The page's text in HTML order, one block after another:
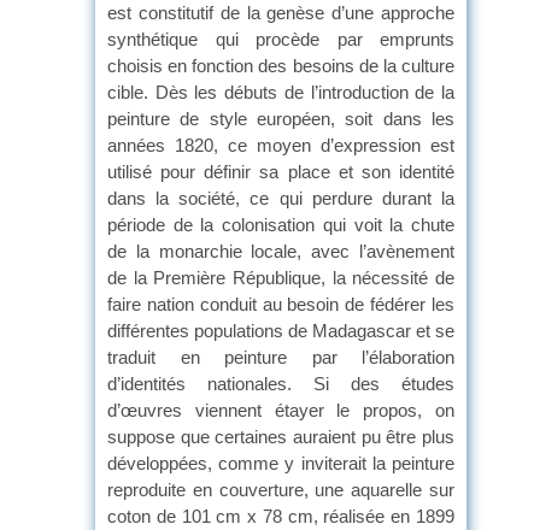
est constitutif de la genèse d’une approche
synthétique qui procède par emprunts
choisis en fonction des besoins de la culture
cible. Dès les débuts de l’introduction de la
peinture de style européen, soit dans les
années 1820, ce moyen d’expression est
utilisé pour définir sa place et son identité
dans la société, ce qui perdure durant la
période de la colonisation qui voit la chute
de la monarchie locale, avec l’avènement
de la Première République, la nécessité de
faire nation conduit au besoin de fédérer les
différentes populations de Madagascar et se
traduit en peinture par l’élaboration
d’identités nationales. Si des études
d’œuvres viennent étayer le propos, on
suppose que certaines auraient pu être plus
développées, comme y inviterait la peinture
reproduite en couverture, une aquarelle sur
coton de 101 cm x 78 cm, réalisée en 1899